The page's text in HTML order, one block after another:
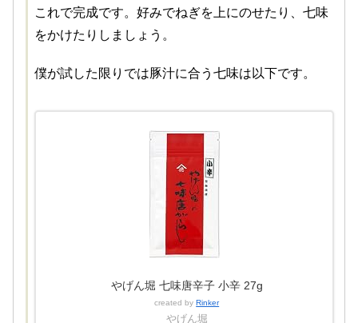
これで完成です。好みでねぎを上にのせたり、七味
をかけたりしましょう。
僕が試した限りでは豚汁に合う七味は以下です。
やげん堀 七味唐辛子 小辛 27g
created byRinker
やげん堀